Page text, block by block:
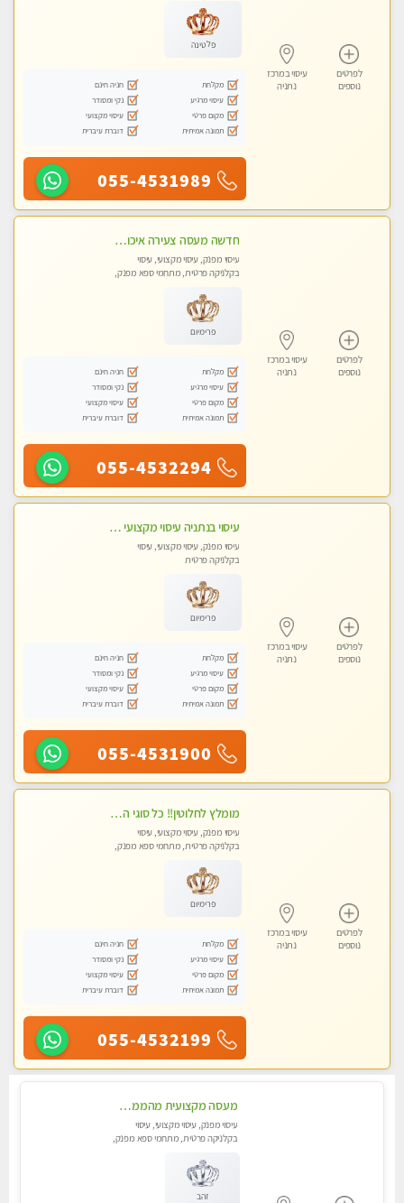
לפרטים
נוספים
עיסוי במרכז
נתניה
פלטינה
מקלחת
חניה חינם
עיסוי מרגיע
נקי ומסודר
מקום פרטי
עיסוי מקצועי
תמונה אמיתית
דוברת עיברית
055-4531989
לפרטים
נוספים
עיסוי במרכז
נתניה
חדשה מעסה צעירה איכותית וקלאסית מזמינה אותך לעיסוי נעים מפנק ומרגיע . . . highly recommended..new in the city
עיסוי מפנק, עיסוי מקצועי, עיסוי
בקלניקה פרטית, מתחמי ספא מפנק,
פרימיום
מקלחת
חניה חינם
עיסוי מרגיע
נקי ומסודר
מקום פרטי
עיסוי מקצועי
תמונה אמיתית
דוברת עיברית
055-4532294
לפרטים
נוספים
עיסוי במרכז
נתניה
עיסוי בנתניה עיסוי מקצועי ומפנק. ללא מין
עיסוי מפנק, עיסוי מקצועי, עיסוי
בקלניקה פרטית
פרימיום
מקלחת
חניה חינם
עיסוי מרגיע
נקי ומסודר
מקום פרטי
עיסוי מקצועי
תמונה אמיתית
דוברת עיברית
055-4531900
לפרטים
נוספים
עיסוי במרכז
נתניה
מומלץ לחלוטין!! כל סוגי העיסויים מעסה מקצועית ואיכותית פרטי!!!
עיסוי מפנק, עיסוי מקצועי, עיסוי
בקלניקה פרטית, מתחמי ספא מפנק,
פרימיום
מקלחת
חניה חינם
עיסוי מרגיע
נקי ומסודר
מקום פרטי
עיסוי מקצועי
תמונה אמיתית
דוברת עיברית
055-4532199
מעסה מקצועית מהממת ובלתי נשכחת !!!! מזמינה למפגש בלתי נשכח !!!
עיסוי מפנק, עיסוי מקצועי, עיסוי
בקלניקה פרטית, מתחמי ספא מפנק,
זהב